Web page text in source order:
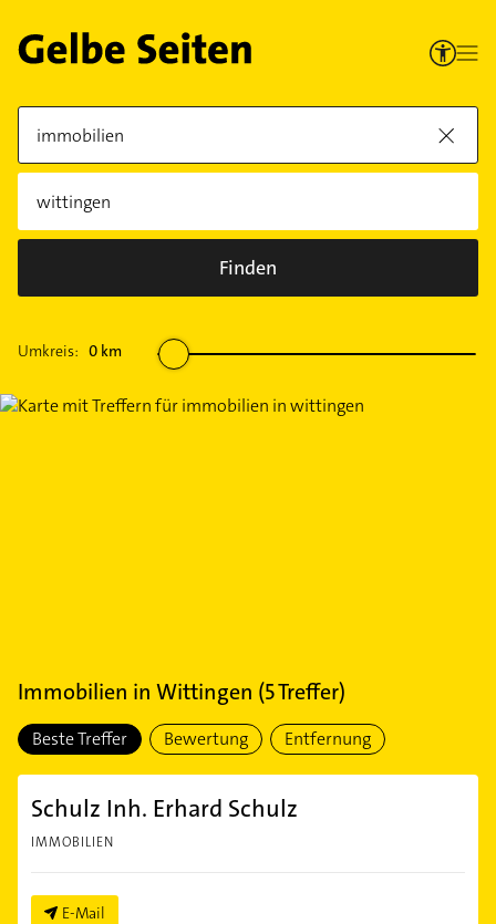
Finden
Umkreis: 0 km
Immobilien in Wittingen (5Treffer)
Beste Treffer Bewertung Entfernung
Schulz Inh. Erhard Schulz
IMMOBILIEN
E-Mail